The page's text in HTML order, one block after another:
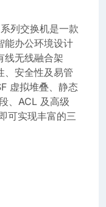
列交换机是一款
能办公环境设计
线无线融合架
、安全性及易管
虚拟堆叠、静态
、ACL 及高级
可实现丰富的三